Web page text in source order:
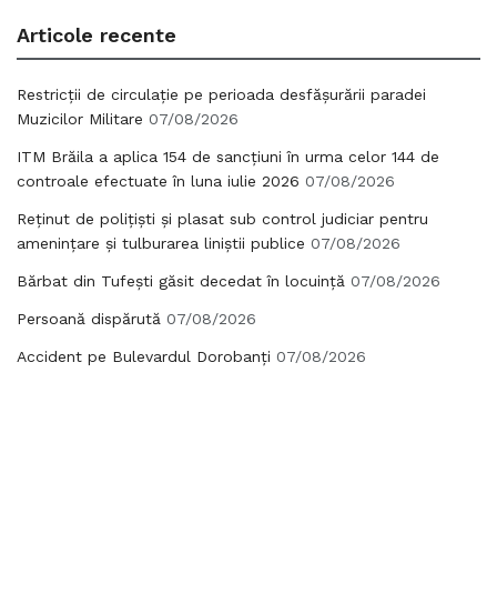
Articole recente
Restricții de circulație pe perioada desfășurării paradei
Muzicilor Militare 07/08/2026
ITM Brăila a aplica 154 de sancțiuni în urma celor 144 de
controale efectuate în luna iulie 2026 07/08/2026
Reținut de polițiști și plasat sub control judiciar pentru
amenințare și tulburarea liniștii publice 07/08/2026
Bărbat din Tufești găsit decedat în locuință 07/08/2026
Persoană dispărută 07/08/2026
Accident pe Bulevardul Dorobanți 07/08/2026